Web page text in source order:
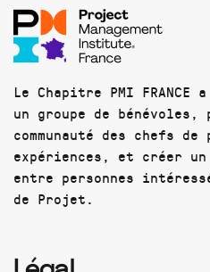
Le Chapitre PMI
un groupe de
communauté des chefs
expériences, et créer un
entre personnes
de Projet.